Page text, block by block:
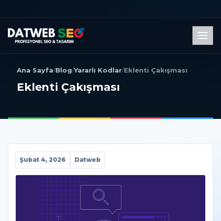
Menü
Ana Sayfa/Blog/Yararlı Kodlar/Eklenti Çakışması
Eklenti Çakışması
Şubat 4, 2026 Datweb